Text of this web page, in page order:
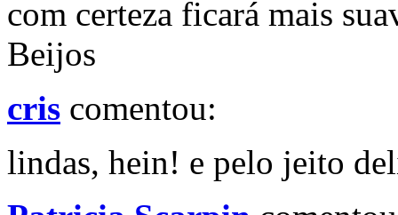
com certeza ficará mais
Beijos
cris comentou:
lindas, hein! e pelo jeito